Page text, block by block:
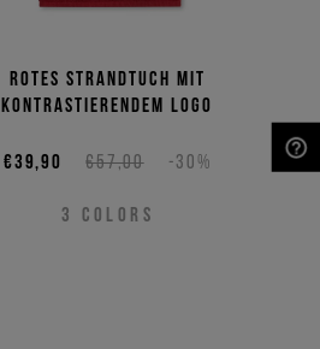
Rotes Strandtuch mit
kontrastierendem Logo
€57,00 -30%
€39,90
3 COLORS